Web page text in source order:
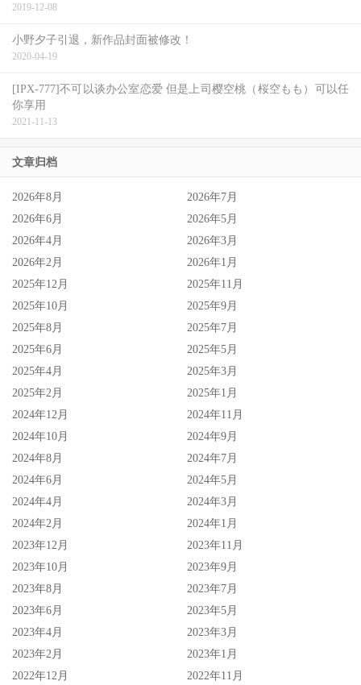
2019-12-08
小野夕子引退，新作品封面被修改！
2020-04-19
[IPX-777]不可以谈办公室恋爱 但是上司樱空桃（桜空もも）可以任
你享用
2021-11-13
文章归档
2026年8月
2026年7月
2026年6月
2026年5月
2026年4月
2026年3月
2026年2月
2026年1月
2025年12月
2025年11月
2025年10月
2025年9月
2025年8月
2025年7月
2025年6月
2025年5月
2025年4月
2025年3月
2025年2月
2025年1月
2024年12月
2024年11月
2024年10月
2024年9月
2024年8月
2024年7月
2024年6月
2024年5月
2024年4月
2024年3月
2024年2月
2024年1月
2023年12月
2023年11月
2023年10月
2023年9月
2023年8月
2023年7月
2023年6月
2023年5月
2023年4月
2023年3月
2023年2月
2023年1月
2022年12月
2022年11月